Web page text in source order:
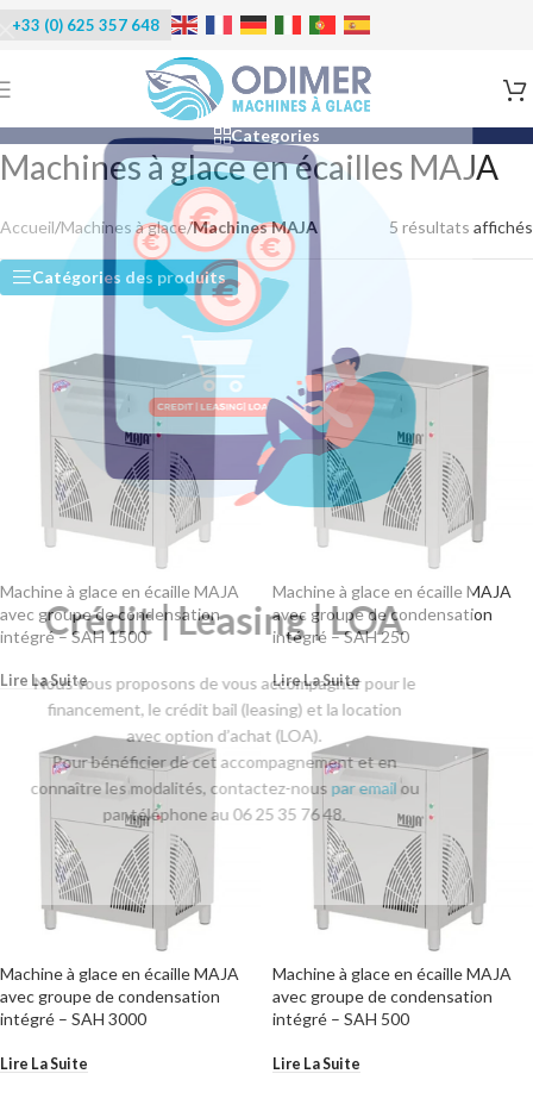
Crédit | Leasing | LOA
Nous vous proposons de vous accompagner pour le
financement, le crédit bail (leasing) et la location
avec option d’achat (LOA).
Pour bénéficier de cet accompagnement et en
connaître les modalités, contactez-nouspar email
par téléphone au 06 25 35 76 48.
+33 (0) 625 357 648
Categories
Machines à glace en écailles MAJA
Accueil/Machines à glace/Machines MAJA 5 résultats affichés
Catégories des produits
Machine à glace en écaille MAJA
avec groupe de condensation
intégré – SAH 1500
Lire La Suite
Machine à glace en écaille MAJA
avec groupe de condensation
intégré – SAH 250
Lire La Suite
Machine à glace en écaille MAJA
avec groupe de condensation
intégré – SAH 3000
Lire La Suite
Machine à glace en écaille MAJA
avec groupe de condensation
intégré – SAH 500
Lire La Suite